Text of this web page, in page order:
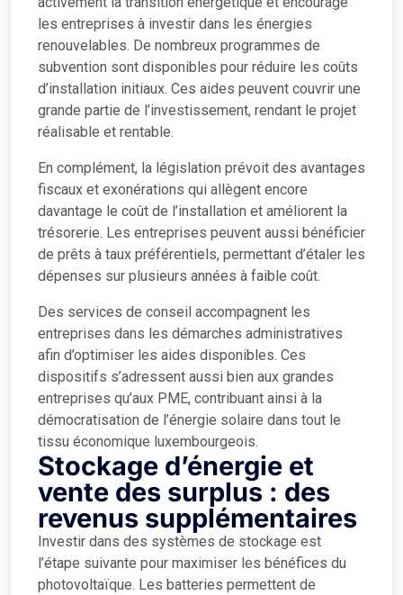
les entreprises à investir dans les énergies
renouvelables. De nombreux programmes de
subvention sont disponibles pour réduire les coûts
d’installation initiaux. Ces aides peuvent couvrir une
grande partie de l’investissement, rendant le projet
réalisable et rentable.
En complément, la législation prévoit des avantages
fiscaux et exonérations qui allègent encore
davantage le coût de l’installation et améliorent la
trésorerie. Les entreprises peuvent aussi bénéficier
de prêts à taux préférentiels, permettant d’étaler les
dépenses sur plusieurs années à faible coût.
Des services de conseil accompagnent les
entreprises dans les démarches administratives
afin d’optimiser les aides disponibles. Ces
dispositifs s’adressent aussi bien aux grandes
entreprises qu’aux PME, contribuant ainsi à la
démocratisation de l’énergie solaire dans tout le
tissu économique luxembourgeois.
Stockage d’énergie et
vente des surplus : des
revenus supplémentaires
Investir dans des systèmes de stockage est
l’étape suivante pour maximiser les bénéfices du
photovoltaïque. Les batteries permettent de